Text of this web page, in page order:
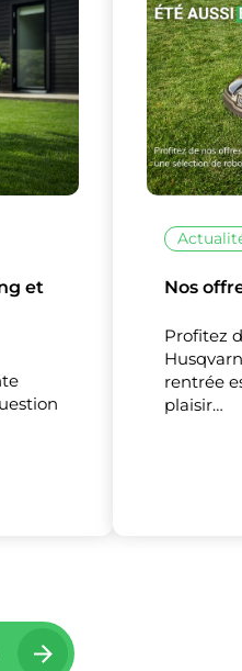
le contrôle sur
Personnaliser
et
Nos
Profitez
rentrée
plaisir…